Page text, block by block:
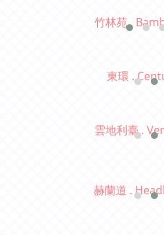
竹林苑 .
東環 .
雲地利臺 .
赫蘭道 .